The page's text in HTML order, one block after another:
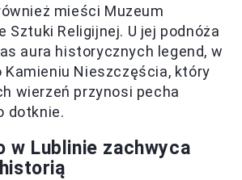
mieści Muzeum
Sztuki Religijnej. U jej podnóża
aura historycznych legend, w
Nieszczęścia, który
wierzeń przynosi pecha
dotknie.
w Lublinie zachwyca